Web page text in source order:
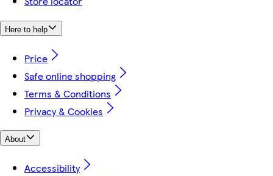
Here to help
Price
Safe online shopping
Terms & Conditions
Privacy & Cookies
About
Accessibility